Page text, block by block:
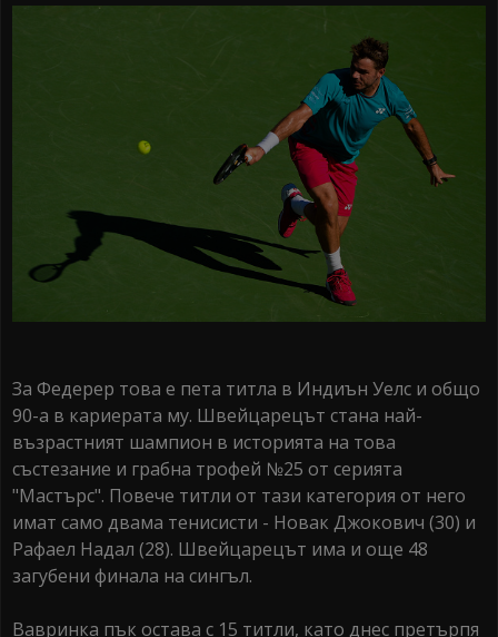
За Федерер това е пета титла в Индиън Уелс и общо
90-а в кариерата му. Швейцарецът стана най-
възрастният шампион в историята на това
състезание и грабна трофей №25 от серията
"Мастърс". Повече титли от тази категория от него
имат само двама тенисисти - Новак Джокович (30) и
Рафаел Надал (28). Швейцарецът има и още 48
загубени финала на сингъл.
Вавринка пък остава с 15 титли, като днес претърпя